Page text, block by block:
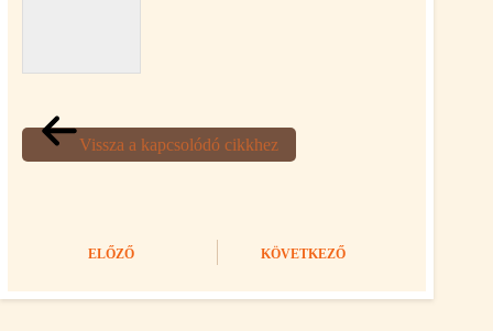
Vissza a kapcsolódó cikkhez
ELŐZŐ KÖVETKEZŐ